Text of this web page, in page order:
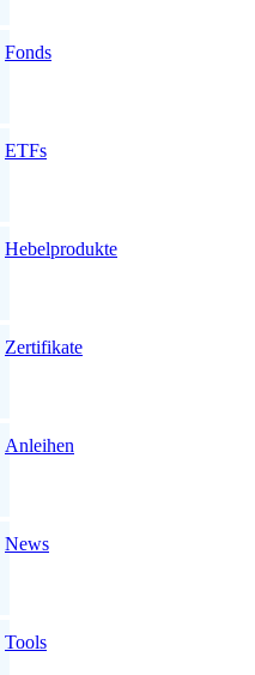
Fonds
ETFs
Hebelprodukte
Zertifikate
Anleihen
News
Tools